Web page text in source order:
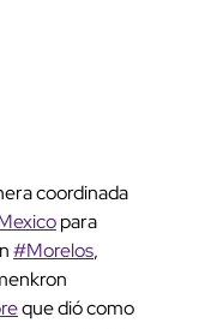
coordinada
para
#Morelos,
que dió como